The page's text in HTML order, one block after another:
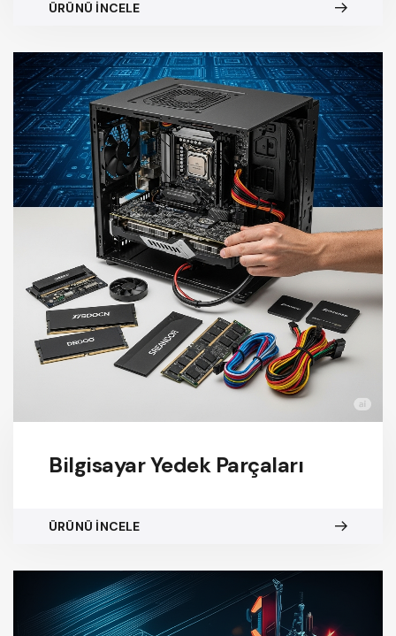
ÜRÜNÜ İNCELE
Bilgisayar Yedek Parçaları
ÜRÜNÜ İNCELE